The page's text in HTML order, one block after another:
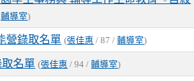
輔導室)
營錄取名單 (張佳惠 / 87 /輔導室)
名單 (張佳惠 / 94 /輔導室)